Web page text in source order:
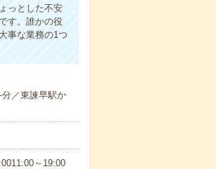
っとした不安
す。誰かの役
事な業務の1つ
／東諫早駅か
～19:00